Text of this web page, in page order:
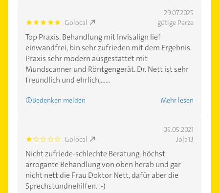
29.07.2025
5.0 Golocal gütige Perze
Top Praxis. Behandlung mit Invisalign lief
einwandfrei, bin sehr zufrieden mit dem Ergebnis.
Praxis sehr modern ausgestattet mit
Mundscanner und Röntgengerät. Dr. Nett ist sehr
freundlich und ehrlich,......
Bedenken melden Mehr lesen
05.05.2021
1.0 Golocal Jola13
Nicht zufriede-schlechte Beratung, höchst
arrogante Behandlung von oben herab und gar
nicht nett die Frau Doktor Nett, dafür aber die
Sprechstundnehilfen. :-)